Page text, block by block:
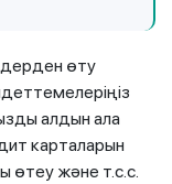
өту
алдын ала
карталарын
өтеу және т.с.с.